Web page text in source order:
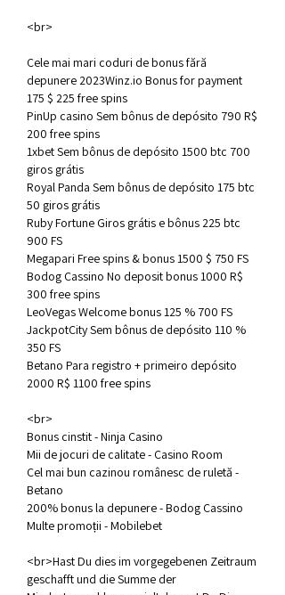
<br>
Cele mai mari coduri de bonus fără
depunere 2023Winz.io Bonus for payment
175 $ 225 free spins
PinUp casino Sem bônus de depósito 790 R$
200 free spins
1xbet Sem bônus de depósito 1500 btc 700
giros grátis
Royal Panda Sem bônus de depósito 175 btc
50 giros grátis
Ruby Fortune Giros grátis e bônus 225 btc
900 FS
Megapari Free spins & bonus 1500 $ 750 FS
Bodog Cassino No deposit bonus 1000 R$
300 free spins
LeoVegas Welcome bonus 125 % 700 FS
JackpotCity Sem bônus de depósito 110 %
350 FS
Betano Para registro + primeiro depósito
2000 R$ 1100 free spins
<br>
Bonus cinstit - Ninja Casino
Mii de jocuri de calitate - Casino Room
Cel mai bun cazinou românesc de ruletă -
Betano
200% bonus la depunere - Bodog Cassino
Multe promoții - Mobilebet
<br>Hast Du dies im vorgegebenen Zeitraum
geschafft und die Summe der